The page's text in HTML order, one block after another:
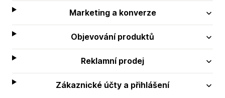
Marketing a konverze
Objevování produktů
Reklamní prodej
Zákaznické účty a přihlášení